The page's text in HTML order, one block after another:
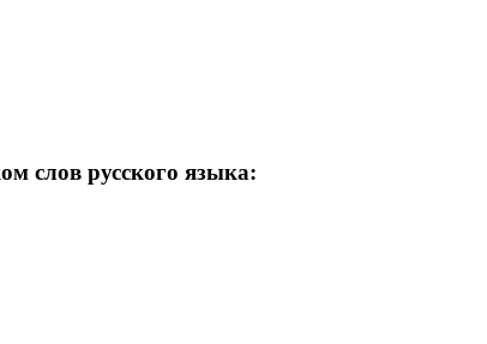
слов русского языка: